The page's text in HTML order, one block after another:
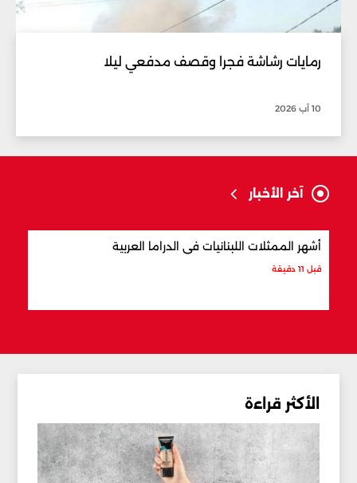
رمايات رشاشة فجرا وقصف مدفعي ليلا
10 آب 2026
آخر الأخبار
أشهر الممثلات اللبنانيات في الدراما العربية
قبل 11 دقيقة
الأكثر قراءة